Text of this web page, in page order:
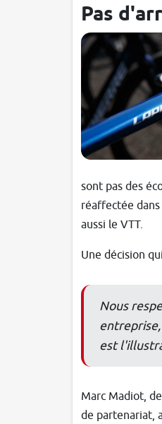
Pas
sont pas des
réaffectée
aussi le VTT.
Une décision
Nous
est
Marc Madiot,
de partenariat,